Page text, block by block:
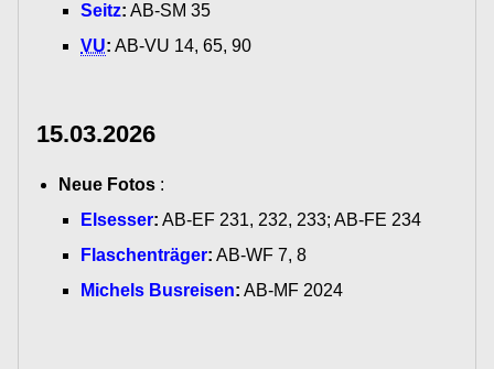
Seitz: AB-SM 35
VU: AB-VU 14, 65, 90
15.03.2026
Neue Fotos :
Elsesser: AB-EF 231, 232, 233; AB-FE 234
Flaschenträger: AB-WF 7, 8
Michels Busreisen: AB-MF 2024